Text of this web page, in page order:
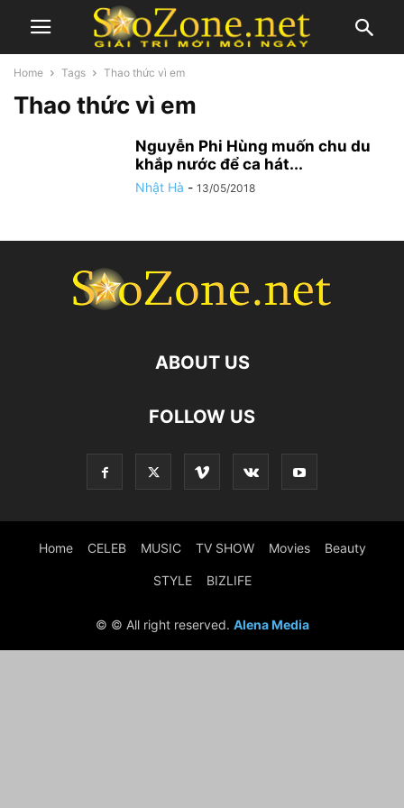
Home Tags Thao thức vì em
Thao thức vì em
Nguyễn Phi Hùng muốn chu du
khắp nước để ca hát...
Nhật Hà - 13/05/2018
ABOUT US
FOLLOW US
Home CELEB MUSIC TV SHOW Movies Beauty
STYLE BIZLIFE
© © All right reserved. Alena Media